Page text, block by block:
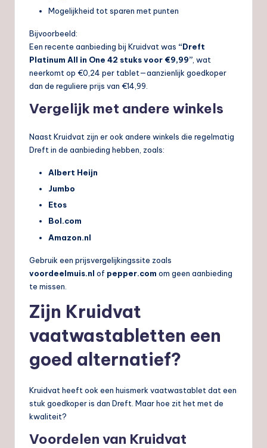
Mogelijkheid tot sparen met punten
Bijvoorbeeld:
Een recente aanbieding bij Kruidvat was “Dreft
Platinum All in One 42 stuks voor €9,99” , wat
neerkomt op €0,24 per tablet—aanzienlijk goedkoper
dan de reguliere prijs van €14,99.
Vergelijk met andere winkels
Naast Kruidvat zijn er ook andere winkels die regelmatig
Dreft in de aanbieding hebben, zoals:
Albert Heijn
Jumbo
Etos
Bol.com
Amazon.nl
Gebruik een prijsvergelijkingssite zoals
voordeelmuis.nl of pepper.com om geen aanbieding
te missen.
Zijn Kruidvat
vaatwastabletten een
goed alternatief?
Kruidvat heeft ook een huismerk vaatwastablet dat een
stuk goedkoper is dan Dreft. Maar hoe zit het met de
kwaliteit?
Voordelen van Kruidvat